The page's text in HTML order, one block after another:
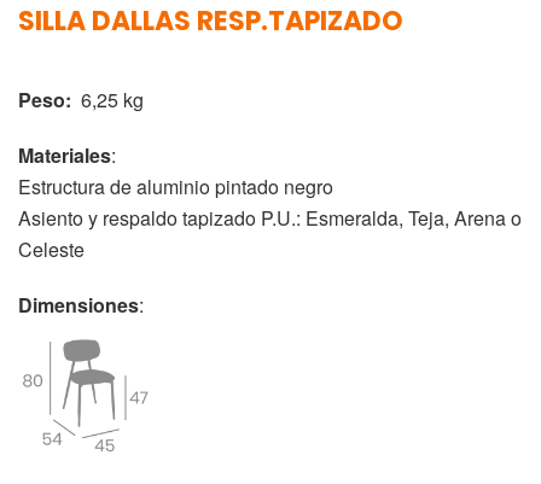
SILLA DALLAS RESP.TAPIZADO
Peso: 6,25 kg
Materiales:
Estructura de aluminio pintado negro
Asiento y respaldo tapizado P.U.: Esmeralda, Teja, Arena o
Celeste
Dimensiones: